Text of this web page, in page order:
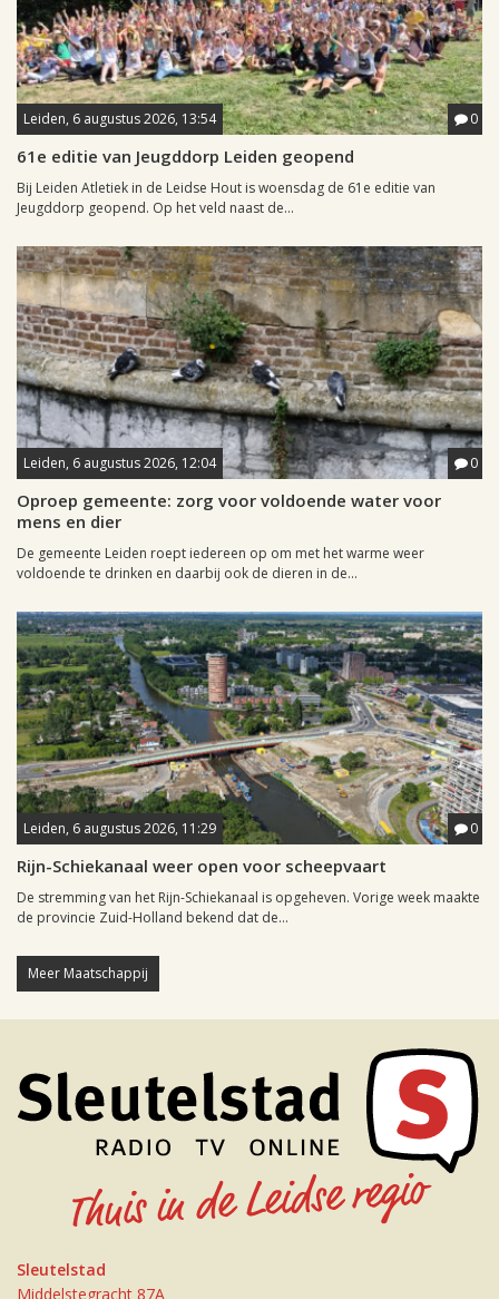
Leiden, 6 augustus 2026, 13:54 0
61e editie van Jeugddorp Leiden geopend
Bij Leiden Atletiek in de Leidse Hout is woensdag de 61e editie van
Jeugddorp geopend. Op het veld naast de...
Leiden, 6 augustus 2026, 12:04 0
Oproep gemeente: zorg voor voldoende water voor
mens en dier
De gemeente Leiden roept iedereen op om met het warme weer
voldoende te drinken en daarbij ook de dieren in de...
Leiden, 6 augustus 2026, 11:29 0
Rijn-Schiekanaal weer open voor scheepvaart
De stremming van het Rijn-Schiekanaal is opgeheven. Vorige week maakte
de provincie Zuid-Holland bekend dat de...
Meer Maatschappij
Sleutelstad
Middelstegracht 87A